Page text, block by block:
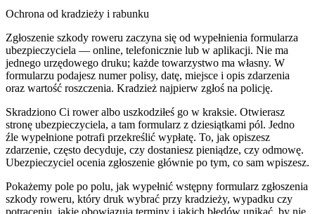
Ochrona od kradzieży i rabunku
Zgłoszenie szkody roweru zaczyna się od wypełnienia formularza
ubezpieczyciela — online, telefonicznie lub w aplikacji. Nie ma
jednego urzędowego druku; każde towarzystwo ma własny. W
formularzu podajesz numer polisy, datę, miejsce i opis zdarzenia
oraz wartość roszczenia. Kradzież najpierw zgłoś na policję.
Skradziono Ci rower albo uszkodziłeś go w kraksie. Otwierasz
stronę ubezpieczyciela, a tam formularz z dziesiątkami pól. Jedno
źle wypełnione potrafi przekreślić wypłatę. To, jak opiszesz
zdarzenie, często decyduje, czy dostaniesz pieniądze, czy odmowę.
Ubezpieczyciel ocenia zgłoszenie głównie po tym, co sam wpiszesz.
Pokażemy pole po polu, jak wypełnić wstępny formularz zgłoszenia
szkody roweru, który druk wybrać przy kradzieży, wypadku czy
potrąceniu, jakie obowiązują terminy i jakich błędów unikać, by nie